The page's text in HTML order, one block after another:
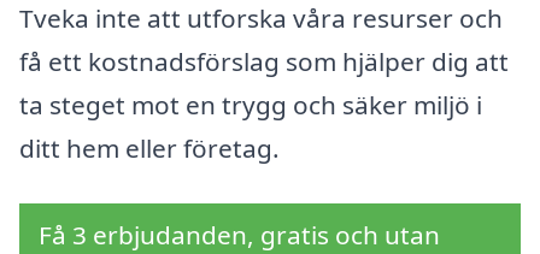
Tveka inte att utforska våra resurser och
få ett kostnadsförslag som hjälper dig att
ta steget mot en trygg och säker miljö i
ditt hem eller företag.
Få 3 erbjudanden, gratis och utan